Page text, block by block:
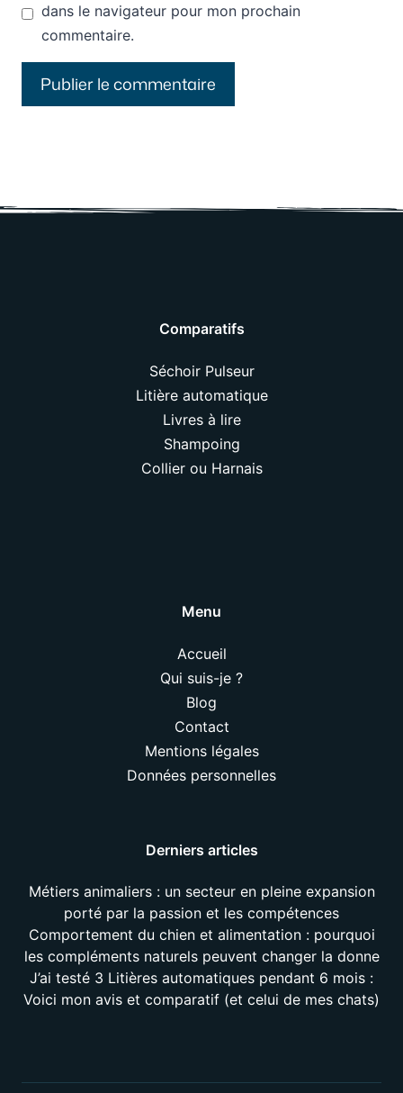
dans le navigateur pour mon prochain
commentaire.
Comparatifs
Séchoir Pulseur
Litière automatique
Livres à lire
Shampoing
Collier ou Harnais
Menu
Accueil
Qui suis-je ?
Blog
Contact
Mentions légales
Données personnelles
Derniers articles
Métiers animaliers : un secteur en pleine expansion
porté par la passion et les compétences
Comportement du chien et alimentation : pourquoi
les compléments naturels peuvent changer la donne
J’ai testé 3 Litières automatiques pendant 6 mois :
Voici mon avis et comparatif (et celui de mes chats)